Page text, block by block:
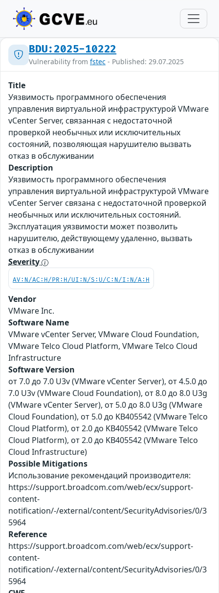
BDU:2025-10222
Vulnerability from fstec - Published: 29.07.2025
Title
Уязвимость программного обеспечения
управления виртуальной инфраструктурой VMware
vCenter Server, связанная с недостаточной
проверкой необычных или исключительных
состояний, позволяющая нарушителю вызвать
отказ в обслуживании
Description
Уязвимость программного обеспечения
управления виртуальной инфраструктурой VMware
vCenter Server связана с недостаточной проверкой
необычных или исключительных состояний.
Эксплуатация уязвимости может позволить
нарушителю, действующему удаленно, вызвать
отказ в обслуживании
Severity
AV:N/AC:H/PR:H/UI:N/S:U/C:N/I:N/A:H
Vendor
VMware Inc.
Software Name
VMware vCenter Server, VMware Cloud Foundation,
VMware Telco Cloud Platform, VMware Telco Cloud
Infrastructure
Software Version
от 7.0 до 7.0 U3v (VMware vCenter Server), от 4.5.0 до
7.0 U3v (VMware Cloud Foundation), от 8.0 до 8.0 U3g
(VMware vCenter Server), от 5.0 до 8.0 U3g (VMware
Cloud Foundation), от 5.0 до KB405542 (VMware Telco
Cloud Platform), от 2.0 до KB405542 (VMware Telco
Cloud Platform), от 2.0 до KB405542 (VMware Telco
Cloud Infrastructure)
Possible Mitigations
Использование рекомендаций производителя:
https://support.broadcom.com/web/ecx/support-
content-
notification/-/external/content/SecurityAdvisories/0/3
5964
Reference
https://support.broadcom.com/web/ecx/support-
content-
notification/-/external/content/SecurityAdvisories/0/3
5964